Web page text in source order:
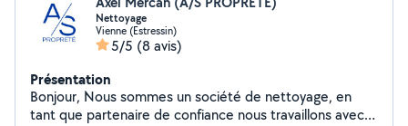
Nettoyage
Vienne (Estressin)
5/5 (8 avis)
Présentation
Bonjour, Nous sommes un société de nettoyage, en
tant que partenaire de confiance nous travaillons avec